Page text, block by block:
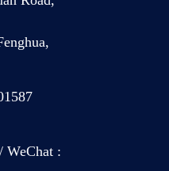
WeChat :